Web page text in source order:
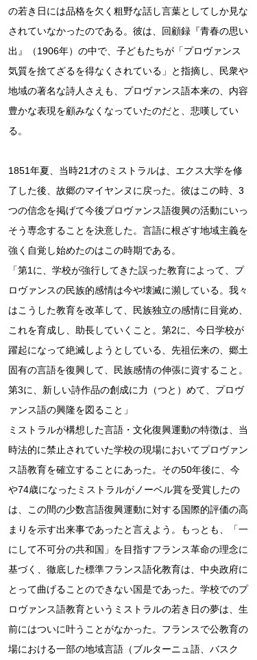
の若き日には品格を欠く粗野な話し言葉としてしか見な
されていなかったのである。彼は、回顧録『青春の思い
出』（1906年）の中で、子どもたちが「プロヴァンス
気質を捨てざるを得なくされている」と指摘し、民衆や
地域の著名な詩人さえも、プロヴァンス語本来の、内容
豊かな表現を顧みなくなっていたのだと、悲嘆してい
る。
1851年夏、当時21才のミストラルは、エクス大学を修
了した後、故郷のマイヤンヌに戻った。彼はこの時、3
つの信念を掲げて今後プロヴァンス語復興の活動にいっ
そう専念することを決意した。言語に根ざす地域主義を
強く自覚し始めたのはこの時期である。
「第1に、学校が強行してきた誤った教育によって、プ
ロヴァンスの民族的感情は今や壊滅に瀕している。我々
はこうした教育を改革して、民族独立の感情に目覚め、
これを育成し、助長していくこと。第2に、今日学校が
躍起になって絶滅しようとしている、先祖伝来の、郷土
固有の言語を復興して、民族感情の伸張に資すること。
第3に、新しい詩作品の創成に力（つと）めて、プロヴ
ァンス語の興隆を図ること」
ミストラルが構想した言語・文化復興運動の特徴は、当
時法的に禁止されていた学校の現場においてプロヴァン
ス語教育を確立することにあった。その50年後に、今
や74歳になったミストラルがノーベル賞を受賞したの
は、この間の少数言語復興運動に対する国際的評価の高
まりを示す出来事であったと言えよう。もっとも、「一
にして不可分の共和国」を目指すフランス革命の理念に
基づく、徹底した標準フランス語化教育は、中央政府に
とって曲げることのできない国是であった。学校でのプ
ロヴァンス語教育というミストラルの若き日の夢は、生
前にはついに叶うことがなかった。フランスで公教育の
場における一部の地域言語（ブルターニュ語、バスク